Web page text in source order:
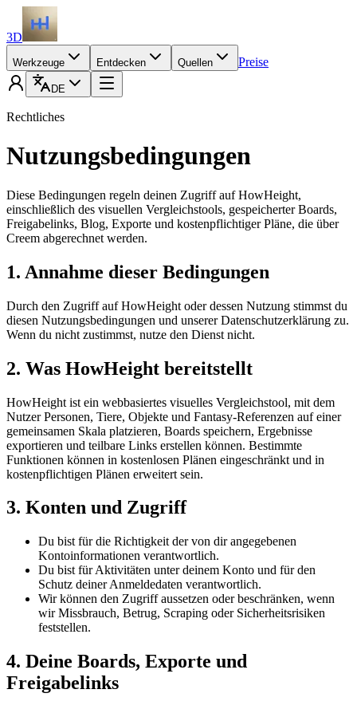
3D
Werkzeuge Entdecken Quellen Preise
DE
Rechtliches
Nutzungsbedingungen
Diese Bedingungen regeln deinen Zugriff auf HowHeight,
einschließlich des visuellen Vergleichstools, gespeicherter Boards,
Freigabelinks, Blog, Exporte und kostenpflichtiger Pläne, die über
Creem abgerechnet werden.
1. Annahme dieser Bedingungen
Durch den Zugriff auf HowHeight oder dessen Nutzung stimmst du
diesen Nutzungsbedingungen und unserer Datenschutzerklärung zu.
Wenn du nicht zustimmst, nutze den Dienst nicht.
2. Was HowHeight bereitstellt
HowHeight ist ein webbasiertes visuelles Vergleichstool, mit dem
Nutzer Personen, Tiere, Objekte und Fantasy-Referenzen auf einer
gemeinsamen Skala platzieren, Boards speichern, Ergebnisse
exportieren und teilbare Links erstellen können. Bestimmte
Funktionen können in kostenlosen Plänen eingeschränkt und in
kostenpflichtigen Plänen erweitert sein.
3. Konten und Zugriff
Du bist für die Richtigkeit der von dir angegebenen
Kontoinformationen verantwortlich.
Du bist für Aktivitäten unter deinem Konto und für den
Schutz deiner Anmeldedaten verantwortlich.
Wir können den Zugriff aussetzen oder beschränken, wenn
wir Missbrauch, Betrug, Scraping oder Sicherheitsrisiken
feststellen.
4. Deine Boards, Exporte und
Freigabelinks